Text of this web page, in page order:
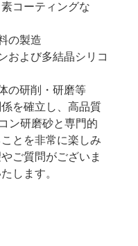
コーティングな
の製造
および多結晶シリコ
の研削・研磨等
を確立し、高品質
ン研磨砂と専門的
とを非常に楽しみ
ご質問がございま
します。